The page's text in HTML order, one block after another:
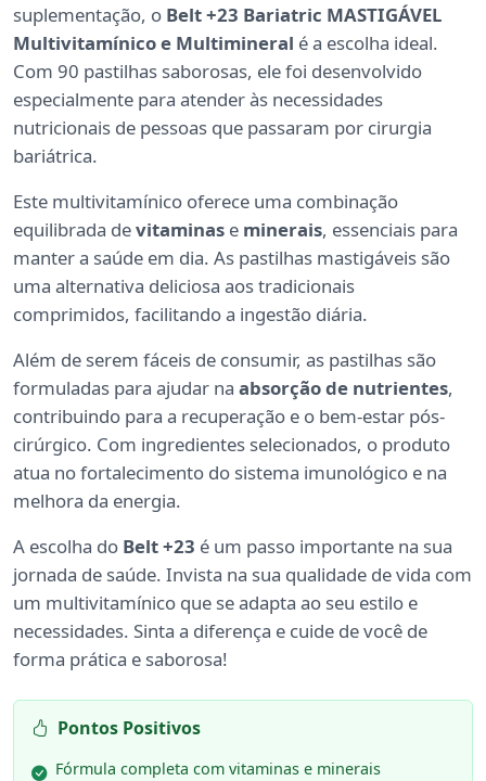
suplementação, o Belt +23 Bariatric MASTIGÁVEL
Multivitamínico e Multimineral é a escolha ideal.
Com 90 pastilhas saborosas, ele foi desenvolvido
especialmente para atender às necessidades
nutricionais de pessoas que passaram por cirurgia
bariátrica.
Este multivitamínico oferece uma combinação
equilibrada devitaminas e minerais, essenciais para
manter a saúde em dia. As pastilhas mastigáveis são
uma alternativa deliciosa aos tradicionais
comprimidos, facilitando a ingestão diária.
Além de serem fáceis de consumir, as pastilhas são
formuladas para ajudar na absorção de nutrientes,
contribuindo para a recuperação e o bem-estar pós-
cirúrgico. Com ingredientes selecionados, o produto
atua no fortalecimento do sistema imunológico e na
melhora da energia.
A escolha do Belt +23 é um passo importante na sua
jornada de saúde. Invista na sua qualidade de vida com
um multivitamínico que se adapta ao seu estilo e
necessidades. Sinta a diferença e cuide de você de
forma prática e saborosa!
Pontos Positivos
Fórmula completa com vitaminas e minerais